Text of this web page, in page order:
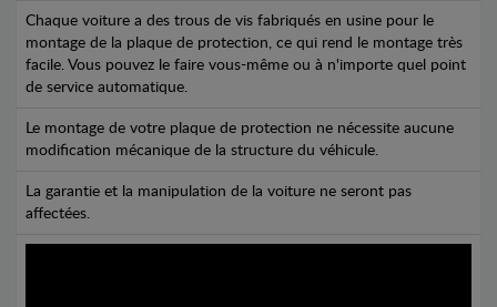
Chaque voiture a des trous de vis fabriqués en usine pour le
montage de la plaque de protection, ce qui rend le montage très
facile. Vous pouvez le faire vous-même ou à n'importe quel point
de service automatique.
Le montage de votre plaque de protection ne nécessite aucune
modification mécanique de la structure du véhicule.
La garantie et la manipulation de la voiture ne seront pas
affectées.